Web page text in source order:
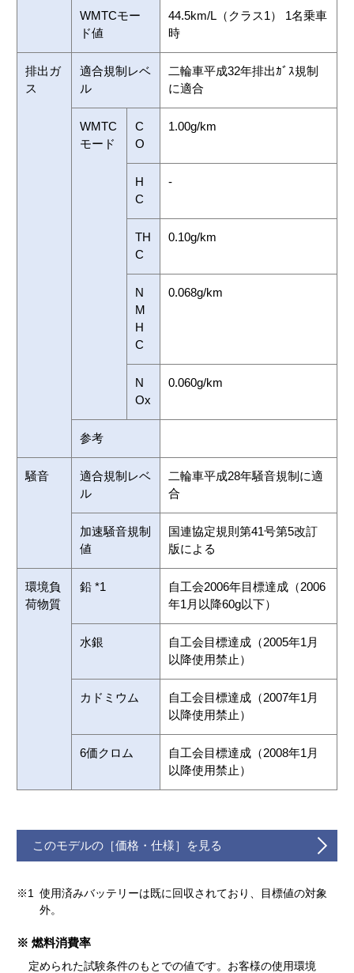
WMTCモー
ド値
44.5km/L（クラス1） 1名乗車
時
排出ガ
ス
適合規制レベ
ル
二輪車平成32年排出ｶﾞｽ規制
に適合
WMTC
モード
C
O
1.00g/km
H
C
-
TH
C
0.10g/km
N
M
H
C
0.068g/km
N
Ox
0.060g/km
参考
騒音
適合規制レベ
ル
二輪車平成28年騒音規制に適
合
加速騒音規制
値
国連協定規則第41号第5改訂
版による
環境負
荷物質
鉛 *1
自工会2006年目標達成（2006
年1月以降60g以下）
水銀
自工会目標達成（2005年1月
以降使用禁止）
カドミウム
自工会目標達成（2007年1月
以降使用禁止）
6価クロム
自工会目標達成（2008年1月
以降使用禁止）
このモデルの［価格・仕様］を見る
※1
使用済みバッテリーは既に回収されており、目標値の対象
外。
※ 燃料消費率
定められた試験条件のもとでの値です。お客様の使用環境